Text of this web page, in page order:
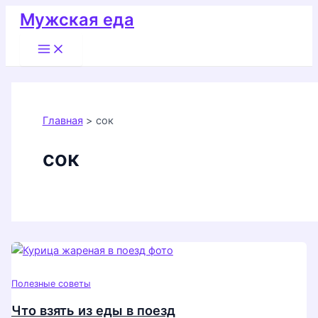
Перейти
содержимому
Мужская еда
Main
Menu
Главная сок
сок
Полезные советы
Что взять из еды в поезд